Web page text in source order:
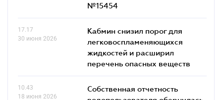
№15454
17.17
30 июня 2026
Кабмин снизил порог для
легковоспламеняющихся
жидкостей и расширил
перечень опасных веществ
10.43
18 июня 2026
Собственная отчетность